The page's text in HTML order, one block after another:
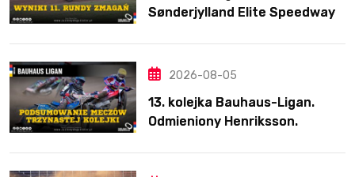
Sønderjylland Elite Speedway
2026-08-05
13. kolejka Bauhaus-Ligan.
Odmieniony Henriksson.